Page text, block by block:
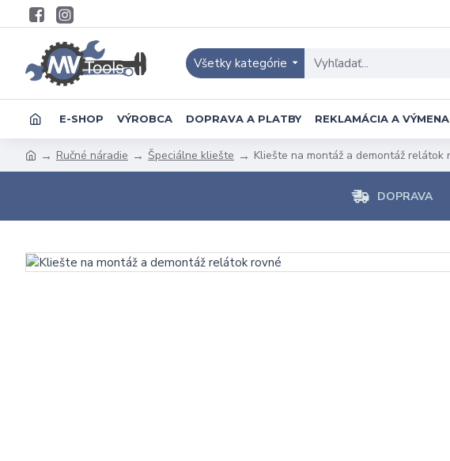
Všetky kategórie
E-SHOP VÝROBCA DOPRAVA A PLATBY REKLAMÁCIA A
Ručné náradie Špeciálne kliešte Kliešte na montáž a demontáž relátok
DOPRAVA